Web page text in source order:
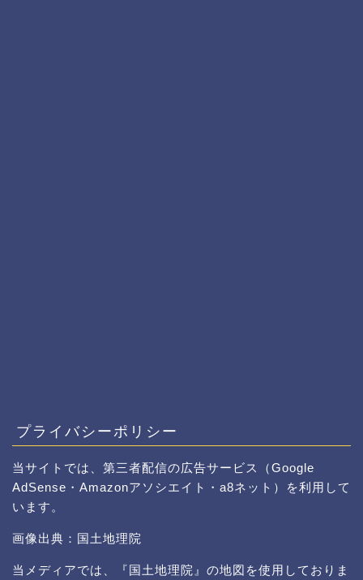
プライバシーポリシー
当サイトでは、第三者配信の広告サービス（Google
AdSense・Amazonアソシエイト・a8ネット）を利用して
います。
画像出典：国土地理院
当メディアでは、『国土地理院』の地図を使用しておりま